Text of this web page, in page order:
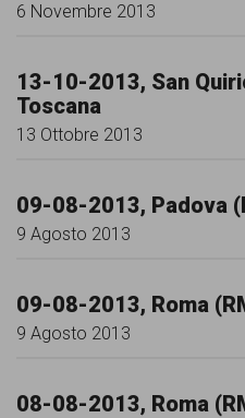
6 Novembre 2013
13-10-2013, San
Toscana
13 Ottobre 2013
09-08-2013, Padova
9 Agosto 2013
09-08-2013, Roma
9 Agosto 2013
08-08-2013, Roma